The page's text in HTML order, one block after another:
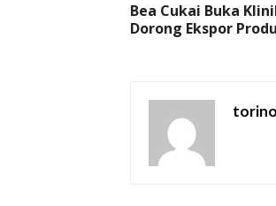
Bea Cukai Buka
Dorong Ekspor
torino